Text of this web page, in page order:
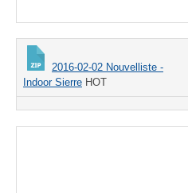
2016-02-02 Nouvelliste -
Indoor Sierre HOT